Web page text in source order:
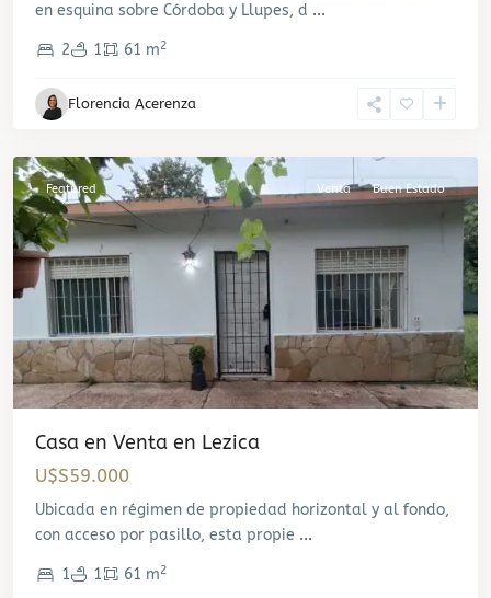
en esquina sobre Córdoba y Llupes, d ...
2 1 61 m2
Florencia Acerenza
Lezica,
Featured Venta Buen Estado
Casa en Venta en Lezica
U$S59.000
Ubicada en régimen de propiedad horizontal y al fondo,
con acceso por pasillo, esta propie ...
1 1 61 m2